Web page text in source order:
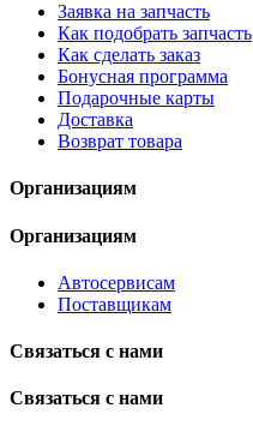
Заявка на запчасть
Как подобрать запчасть
Как сделать заказ
Бонусная программа
Подарочные карты
Доставка
Возврат товара
Организациям
Организациям
Автосервисам
Поставщикам
Связаться с нами
Связаться с нами